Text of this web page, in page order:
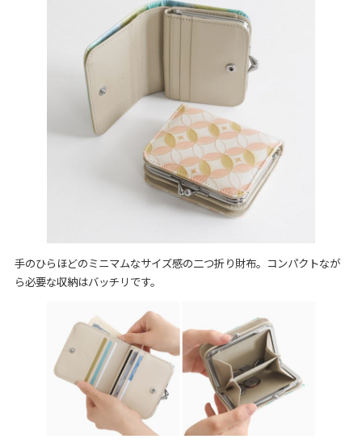
手のひらほどのミニマムなサイズ感の二つ折り財布。コンパクトなが
ら必要な収納はバッチリです。